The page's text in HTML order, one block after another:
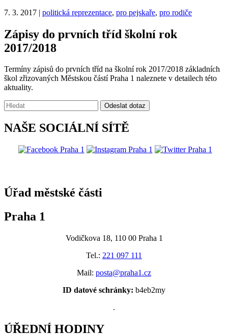
7. 3. 2017 | politická reprezentace, pro pejskaře, pro rodiče
Zápisy do prvních tříd školní rok
2017/2018
Termíny zápisů do prvních tříd na školní rok 2017/2018 základních
škol zřizovaných Městskou částí Praha 1 naleznete v detailech této
aktuality.
Vyhledávání:
Odeslat dotaz
NAŠE SOCIÁLNÍ SÍTĚ
Úřad městské části
Praha 1
Vodičkova 18, 110 00 Praha 1
Tel.: 221 097 111
Mail: posta@praha1.cz
ID datové schránky: b4eb2my
.
ÚŘEDNÍ HODINY